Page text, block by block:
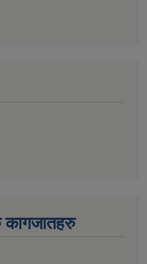
कागजातहरु